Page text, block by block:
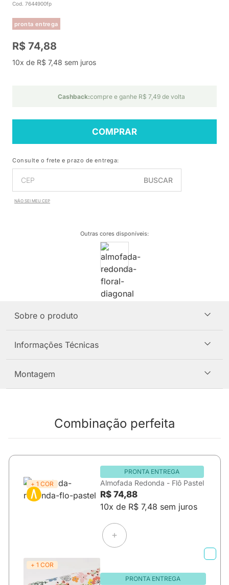
Cod. 7644900fp
pronta entrega
R$ 74,88
10x de R$ 7,48 sem juros
Cashback:compre e ganhe R$ 7,49 de volta
COMPRAR
Consulte o frete e prazo de entrega:
BUSCAR
NÃO SEI MEU CEP
Outras cores disponíveis:
Sobre o produto
Informações Técnicas
Montagem
Combinação perfeita
+ 1 COR
PRONTA ENTREGA
Almofada Redonda - Flô Pastel
R$ 74,88
10x de R$ 7,48 sem juros
+ 1 COR
PRONTA ENTREGA